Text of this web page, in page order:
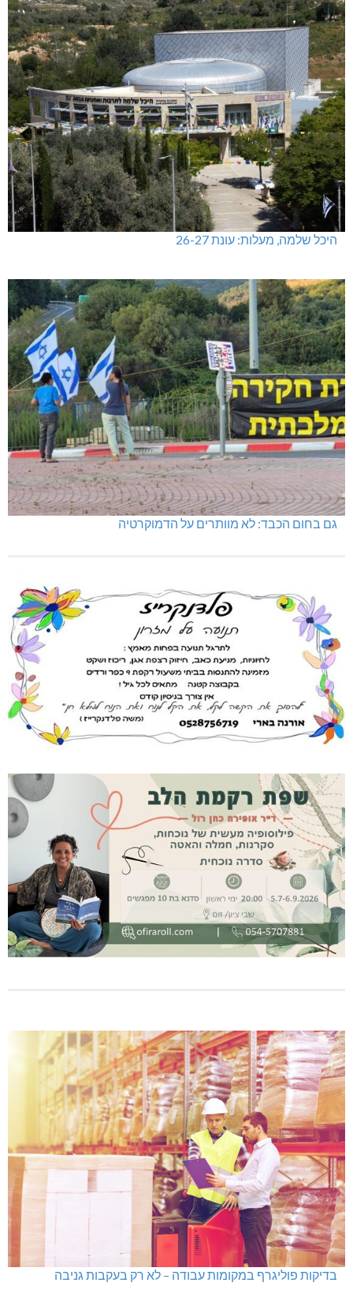
היכל שלמה, מעלות: עונת 26-27
גם בחום הכבד: לא מוותרים על הדמוקרטיה
בדיקות פוליגרף במקומות עבודה – לא רק בעקבות גניבה